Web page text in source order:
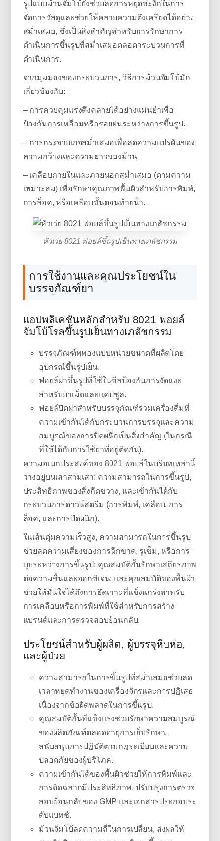
รูปแบบม้วนจัมโบ้ยังช่วยลดการหยุดชะงักในการ
จัดการวัสดุและช่วยให้คลายความตึงเครียดได้อย่าง
สม่ำเสมอ, ซึ่งเป็นสิ่งสำคัญสำหรับการรักษาการ
ดำเนินการขึ้นรูปที่สม่ำเสมอตลอดกระบวนการที่
ดำเนินการ.
จากมุมมองของกระบวนการ, วิธีการม้วนจัมโบ้มัก
เกี่ยวข้องกับ:
– การควบคุมแรงดึงคลายได้อย่างแม่นยำเพื่อ
ป้องกันการเหลื่อมหรือรอยย่นระหว่างการขึ้นรูป.
– การกระจายเกจสม่ำเสมอเพื่อลดความแปรผันของ
ความกว้างและความยาวของม้วน.
– เคลือบภายในและภายนอกสม่ำเสมอ (ตามความ
เหมาะสม) เพื่อรักษาคุณภาพพื้นผิวสำหรับการพิมพ์,
การล็อค, หรือเคลือบขั้นตอนท้ายน้ำ.
หัวเว่ย 8021 ฟอยล์ขึ้นรูปเย็นทางเภสัชกรรม
การใช้งานและคุณประโยชน์ใน
บรรจุภัณฑ์ยา
แอปพลิเคชันหลักสำหรับ 8021 ฟอยล์
จัมโบ้โรลขึ้นรูปเย็นทางเภสัชกรรม
บรรจุภัณฑ์พุพองแบบหน่วยขนาดที่ผลิตโดย
อุปกรณ์ขึ้นรูปเย็น.
ฟอยล์ฝาขึ้นรูปที่ใช้ในซีลป้องกันการงัดแงะ
สำหรับยาเม็ดและแคปซูล.
ฟอยล์ปิดฝาสำหรับบรรจุภัณฑ์ร่วมเครื่องดื่มที่
ความเข้ากันได้กับกระบวนการบรรจุและความ
สมบูรณ์ของการปิดผนึกเป็นสิ่งสำคัญ (ในกรณี
ที่ใช้ได้กับการใช้ยาที่อยู่ติดกัน).
ความอเนกประสงค์ของ 8021 ฟอยล์ในบริบทเหล่านี้
วางอยู่บนเสาสามเสา: ความสามารถในการขึ้นรูป,
ประสิทธิภาพของสิ่งกีดขวาง, และเข้ากันได้กับ
กระบวนการดาวน์สตรีม (การพิมพ์, เคลือบ, การ
ล็อค, และการปิดผนึก).
ในเส้นตุ่มความเร็วสูง, ความสามารถในการขึ้นรูป
ช่วยลดความเสี่ยงของการฉีกขาด, รูเข็ม, หรือการ
บุบระหว่างการขึ้นรูป; คุณสมบัติกั้นรักษาเสถียรภาพ
ต่อความชื้นและออกซิเจน; และคุณสมบัติของพื้นผิว
ช่วยให้มั่นใจได้ถึงการยึดเกาะที่แข็งแกร่งสำหรับ
การเคลือบหรือการพิมพ์ที่ใช้สำหรับการสร้าง
แบรนด์และการตรวจสอบย้อนกลับ.
ประโยชน์สำหรับผู้ผลิต, ผู้บรรจุหีบห่อ,
และผู้ป่วย
ความสามารถในการขึ้นรูปที่สม่ำเสมอช่วยลด
เวลาหยุดทำงานของเครื่องจักรและการปฏิเสธ
เนื่องจากข้อผิดพลาดในการขึ้นรูป.
คุณสมบัติกั้นที่แข็งแรงช่วยรักษาความสมบูรณ์
ของผลิตภัณฑ์ตลอดอายุการเก็บรักษา,
สนับสนุนการปฏิบัติตามกฎระเบียบและความ
ปลอดภัยของผู้บริโภค.
ความเข้ากันได้ของพื้นผิวช่วยให้การพิมพ์และ
การติดฉลากมีประสิทธิภาพ, ปรับปรุงการตรวจ
สอบย้อนกลับของ GMP และเอกสารประกอบระ
ดับแบทช์.
ม้วนจัมโบ้ลดความถี่ในการเปลี่ยน, ส่งผลให้